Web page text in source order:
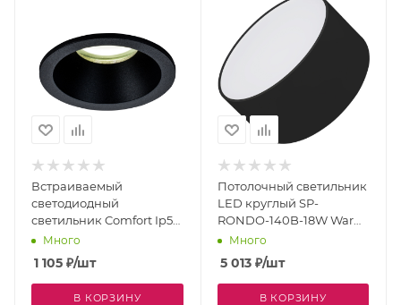
Встраиваемый
светодиодный
светильник Comfort Ip54
6811Много
1 105 ₽/шт
В КОРЗИНУ
Потолочный светильник
LED круглый SP-
RONDO-140B-18W Warm
White (Arlight, IP40
Металл, 3 года) 022903
Много
5 013₽/шт
В КОРЗИНУ